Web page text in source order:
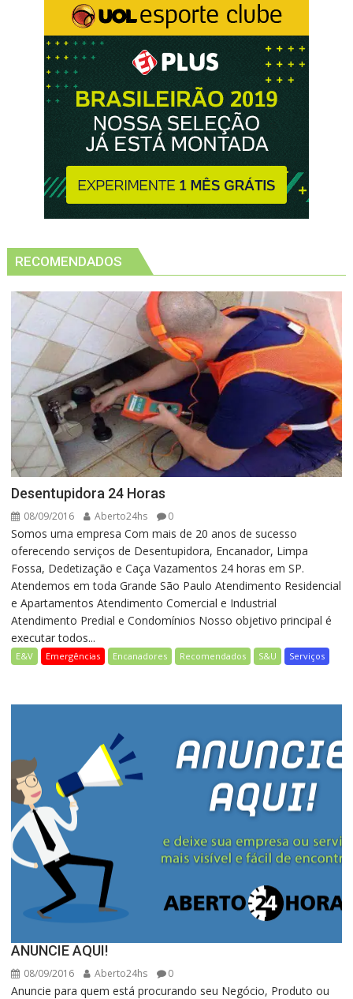
RECOMENDADOS
Desentupidora 24 Horas
08/09/2016 Aberto24hs 0
Somos uma empresa Com mais de 20 anos de sucesso
oferecendo serviços de Desentupidora, Encanador, Limpa
Fossa, Dedetização e Caça Vazamentos 24 horas em SP.
Atendemos em toda Grande São Paulo Atendimento Residencial
e Apartamentos Atendimento Comercial e Industrial
Atendimento Predial e Condomínios Nosso objetivo principal é
executar todos...
E&V Emergências Encanadores Recomendados S&U Serviços
ANUNCIE AQUI!
08/09/2016 Aberto24hs 0
Anuncie para quem está procurando seu Negócio, Produto ou